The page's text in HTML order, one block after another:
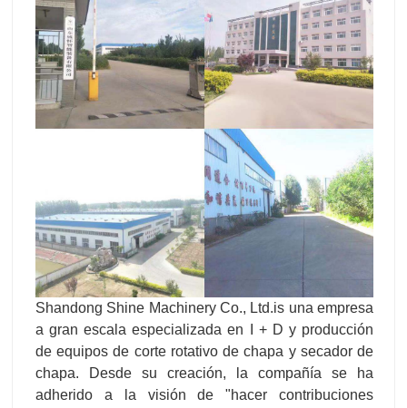
Shandong Shine Machinery Co., Ltd.is una empresa
a gran escala especializada en I + D y producción
de equipos de corte rotativo de chapa y secador de
chapa. Desde su creación, la compañía se ha
adherido a la visión de "hacer contribuciones